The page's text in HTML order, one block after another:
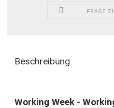
FRAGE
Beschreibung
Working Week -